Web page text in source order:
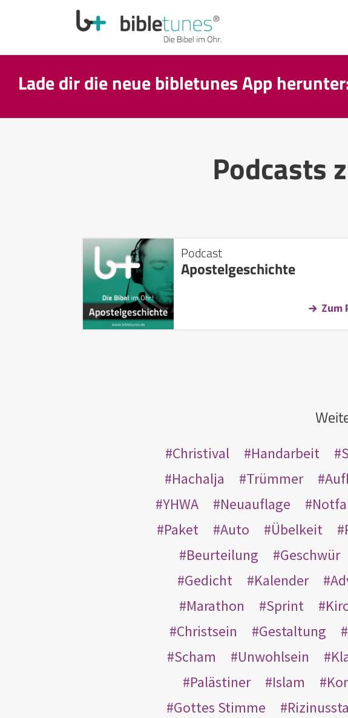
Lade dir die neue bibletunes App
Podcasts
Podcast
Apostelgeschichte
Zum
Christival Handarbeit
Hachalja
Trümmer
YHWA
Neuauflage
Paket
Auto Übelkeit
Beurteilung
Geschwür
Gedicht
Kalender
Marathon
Sprint
Christsein
Gestaltung
Scham
Unwohlsein
Palästiner
Islam
Gottes Stimme